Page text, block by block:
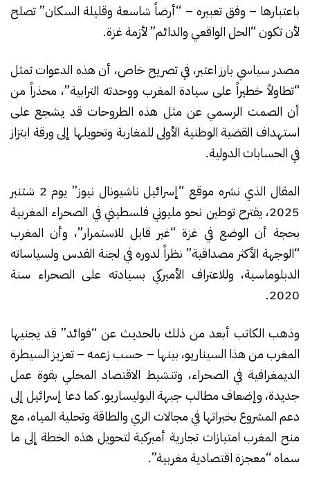
باعتبارها – وفق تعبيره – “أرضاً شاسعة وقليلة السكان” تصلح
لأن تكون “الحل الواقعي والدائم” لأزمة غزة.
مصدر سياسي بارز اعتبر، في تصريح خاص، أن هذه الدعوات تمثل
“تطاولاً خطيراً على سيادة المغرب ووحدته الترابية”، محذراً من
أن الصمت الرسمي عن مثل هذه الطروحات قد يشجع على
استهداف القضية الوطنية الأولى للمغاربة وتحويلها إلى ورقة ابتزاز
في الحسابات الدولية.
المقال الذي نشره موقع “إسرائيل ناشيونال نيوز” يوم 2 شتنبر
2025، يقترح توطين نحو مليوني فلسطيني في الصحراء المغربية
بحجة أن الوضع في غزة “غير قابل للاستمرار”، وأن المغرب
“الوجهة الأكثر مصداقية” نظراً لدوره في لجنة القدس ولسياساته
الدبلوماسية، وللاعتراف الأميركي بسيادته على الصحراء سنة
2020.
وذهب الكاتب أبعد من ذلك بالحديث عن “فوائد” قد يجنيها
المغرب من هذا السيناريو، بينها – حسب زعمه – تعزيز السيطرة
الديمغرافية في الصحراء، وتنشيط الاقتصاد المحلي بقوة عمل
جديدة، وإضعاف مطالب جبهة البوليساريو. كما دعا إسرائيل إلى
دعم المشروع بخبراتها في مجالات الري والطاقة وتحلية المياه، مع
منح المغرب امتيازات تجارية أميركية لتحويل هذه الخطة إلى ما
سماه “معجزة اقتصادية مغربية”.